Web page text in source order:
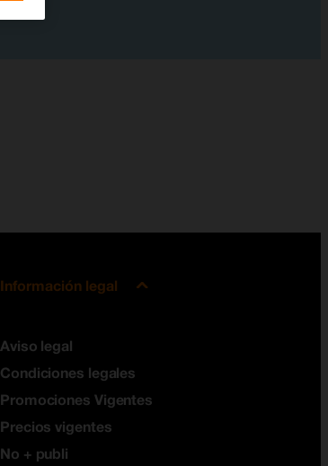
Información legal
Aviso legal
Condiciones legales
Promociones Vigentes
Precios vigentes
No + publi